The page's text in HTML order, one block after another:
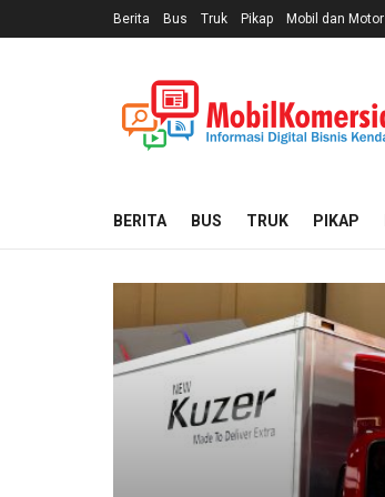
Berita Bus Truk Pikap Mobil dan Motor
BERITA BUS TRUK PIKAP